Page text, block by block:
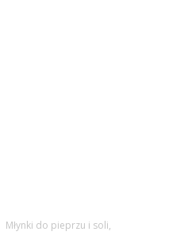
Młynki do pieprzu i soli,